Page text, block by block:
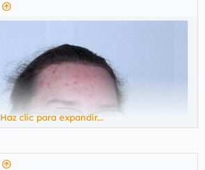
Haz clic para expandir...